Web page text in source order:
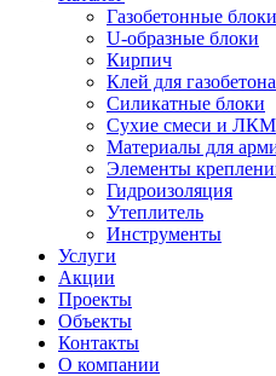
Газобетонные блоки
U-образные блоки
Кирпич
Клей для
Силикатные блоки
Сухие смеси и ЛКМ
Материалы для
Элементы
Гидроизоляция
Утеплитель
Инструменты
Услуги
Акции
Проекты
Объекты
Контакты
О компании